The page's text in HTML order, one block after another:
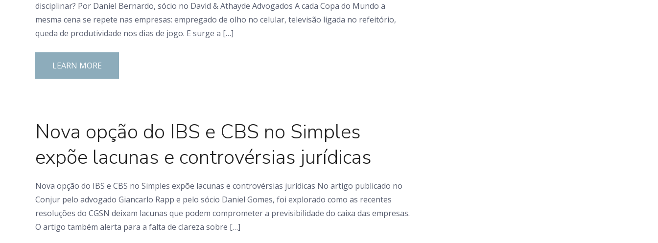
disciplinar? Por Daniel Bernardo, sócio no David & Athayde Advogados A cada Copa do Mundo a
mesma cena se repete nas empresas: empregado de olho no celular, televisão ligada no refeitório,
queda de produtividade nos dias de jogo. E surge a […]
LEARN MORE
Nova opção do IBS e CBS no Simples
expõe lacunas e controvérsias jurídicas
Nova opção do IBS e CBS no Simples expõe lacunas e controvérsias jurídicas No artigo publicado no
Conjur pelo advogado Giancarlo Rapp e pelo sócio Daniel Gomes, foi explorado como as recentes
resoluções do CGSN deixam lacunas que podem comprometer a previsibilidade do caixa das empresas.
O artigo também alerta para a falta de clareza sobre […]